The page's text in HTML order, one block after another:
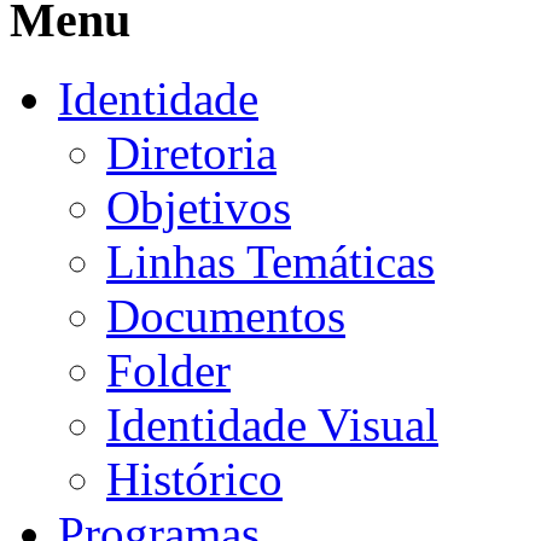
Menu
Identidade
Diretoria
Objetivos
Linhas Temáticas
Documentos
Folder
Identidade Visual
Histórico